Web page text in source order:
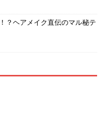
？ヘアメイク直伝のマル秘テ